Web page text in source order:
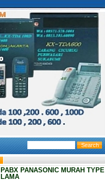
PABX PANASONIC MURAH TYPE
LAMA